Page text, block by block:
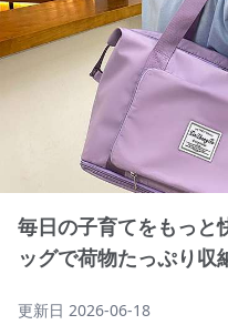
毎日の子育てをもっと
ッグで荷物たっぷり収
更新日 2026-06-18